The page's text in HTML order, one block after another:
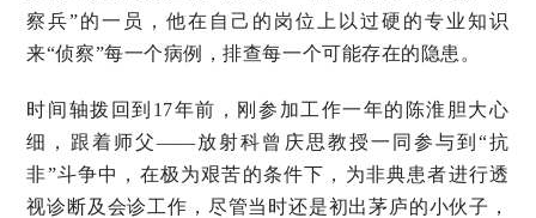
察兵”的一员，他在自己的岗位上以过硬的专业知识
来“侦察”每一个病例，排查每一个可能存在的隐患。
时间轴拨回到17年前，刚参加工作一年的陈淮胆大心
细，跟着师父——放射科曾庆思教授一同参与到“抗
非”斗争中，在极为艰苦的条件下，为非典患者进行透
视诊断及会诊工作，尽管当时还是初出茅庐的小伙子，